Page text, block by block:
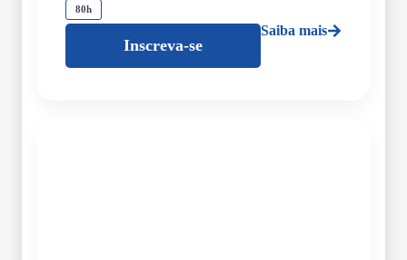
80h
Inscreva-se
Saiba mais